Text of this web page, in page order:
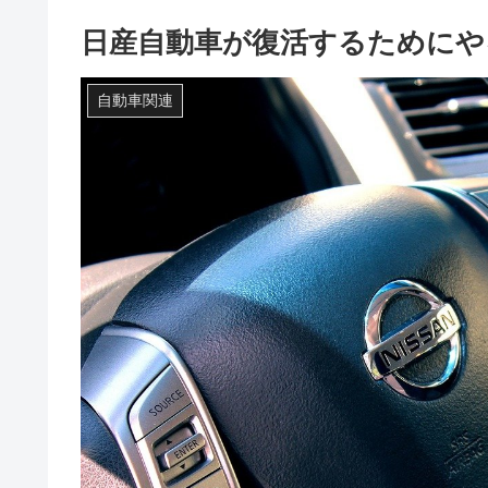
日産自動車が復活するために
自動車関連